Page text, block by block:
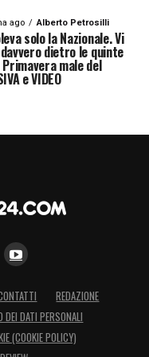
ago Alberto Petrosilli
solo la Nazionale. Vi
dietro le quinte
Primavera male del
e VIDEO
REDAZIONE
DEI DATI PERSONALI
(COOKIE POLICY)